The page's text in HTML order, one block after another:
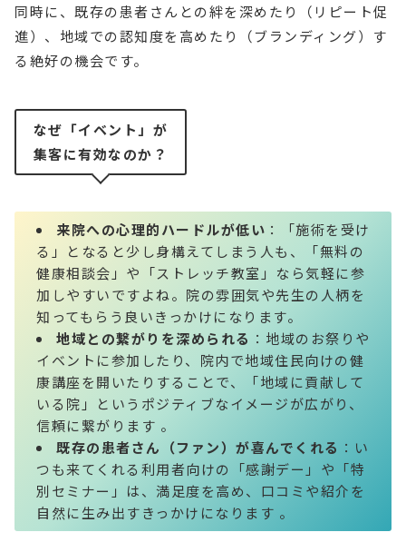
同時に、既存の患者さんとの絆を深めたり（リピート促
進）、地域での認知度を高めたり（ブランディング）す
る絶好の機会です。
なぜ「イベント」が
集客に有効なのか？
来院への心理的ハードルが低い ：「施術を受け
る」となると少し身構えてしまう人も、「無料の
健康相談会」や「ストレッチ教室」なら気軽に参
加しやすいですよね。院の雰囲気や先生の人柄を
知ってもらう良いきっかけになります。
地域との繋がりを深められる ：地域のお祭りや
イベントに参加したり、院内で地域住民向けの健
康講座を開いたりすることで、「地域に貢献して
いる院」というポジティブなイメージが広がり、
信頼に繋がります 。
既存の患者さん（ファン）が喜んでくれる ：い
つも来てくれる利用者向けの「感謝デー」や「特
別セミナー」は、満足度を高め、口コミや紹介を
自然に生み出すきっかけになります 。